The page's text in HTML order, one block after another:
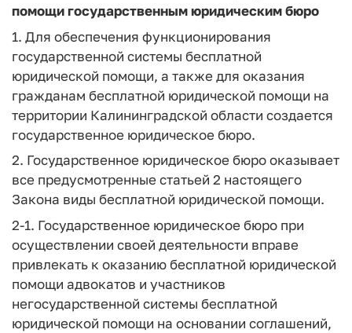
помощи государственным юридическим бюро
1. Для обеспечения функционирования
государственной системы бесплатной
юридической помощи, а также для оказания
гражданам бесплатной юридической помощи на
территории Калининградской области создается
государственное юридическое бюро.
2. Государственное юридическое бюро оказывает
все предусмотренные статьей 2 настоящего
Закона виды бесплатной юридической помощи.
2-1. Государственное юридическое бюро при
осуществлении своей деятельности вправе
привлекать к оказанию бесплатной юридической
помощи адвокатов и участников
негосударственной системы бесплатной
юридической помощи на основании соглашений,